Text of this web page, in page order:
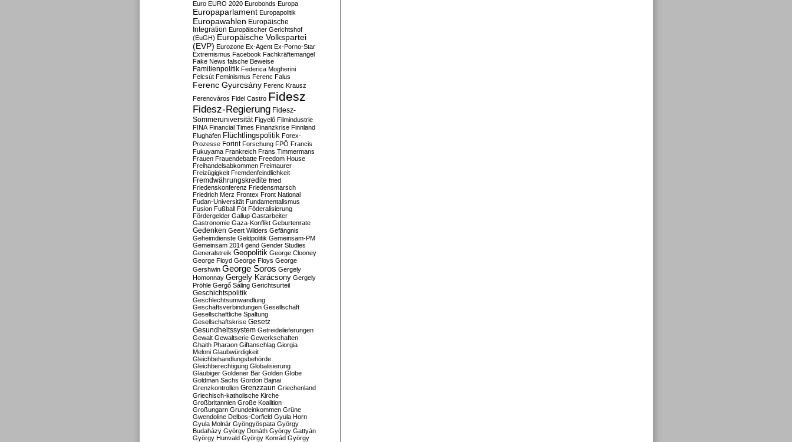
Euro EURO 2020 Eurobonds Europa
Europaparlament Europapolitik
Europawahlen Europäische
Integration Europäischer Gerichtshof
(EuGH) Europäische Volkspartei
(EVP) Eurozone Ex-Agent Ex-Porno-Star
Extremismus Facebook Fachkräftemangel
Fake News falsche Beweise
Familienpolitik Federica Mogherini
Felcsút Feminismus Ferenc Falus
Ferenc Gyurcsány Ferenc Krausz
Ferencváros Fidel Castro Fidesz
Fidesz-Regierung Fidesz-
Sommeruniversität Figyelő Filmindustrie
FINA Financial Times Finanzkrise Finnland
Flughafen Flüchtlingspolitik Forex-
Prozesse Forint Forschung FPÖ Francis
Fukuyama Frankreich Frans Timmermans
Frauen Frauendebatte Freedom House
Freihandelsabkommen Freimaurer
Freizügigkeit Fremdenfeindlichkeit
Fremdwährungskredite fried
Friedenskonferenz Friedensmarsch
Friedrich Merz Frontex Front National
Fudan-Universität Fundamentalismus
Fusion Fußball Fót Föderalisierung
Fördergelder Gallup Gastarbeiter
Gastronomie Gaza-Konflikt Geburtenrate
Gedenken Geert Wilders Gefängnis
Geheimdienste Geldpolitik Gemeinsam-PM
Gemeinsam 2014 gend Gender Studies
Generalstreik Geopolitik George Clooney
George Floyd George Floys George
Gershwin George Soros Gergely
Homonnay Gergely Karácsony Gergely
Pröhle Gergő Sáling Gerichtsurteil
Geschichtspolitik
Geschlechtsumwandlung
Geschäftsverbindungen Gesellschaft
Gesellschaftliche Spaltung
Gesellschaftskrise Gesetz
Gesundheitssystem Getreidelieferungen
Gewalt Gewaltserie Gewerkschaften
Ghaith Pharaon Giftanschlag Giorgia
Meloni Glaubwürdigkeit
Gleichbehandlungsbehörde
Gleichberechtigung Globalisierung
Gläubiger Goldener Bär Golden Globe
Goldman Sachs Gordon Bajnai
Grenzkontrollen Grenzzaun Griechenland
Griechisch-katholische Kirche
Großbritannien Große Koalition
Großungarn Grundeinkommen Grüne
Gwendoline Delbos-Corfield Gyula Horn
Gyula Molnár Gyöngyöspata György
Budaházy György Donáth György Gattyán
György Hunvald György Konrád György